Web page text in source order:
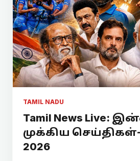
TAMIL NADU
Tamil News Live:
முக்கிய
2026